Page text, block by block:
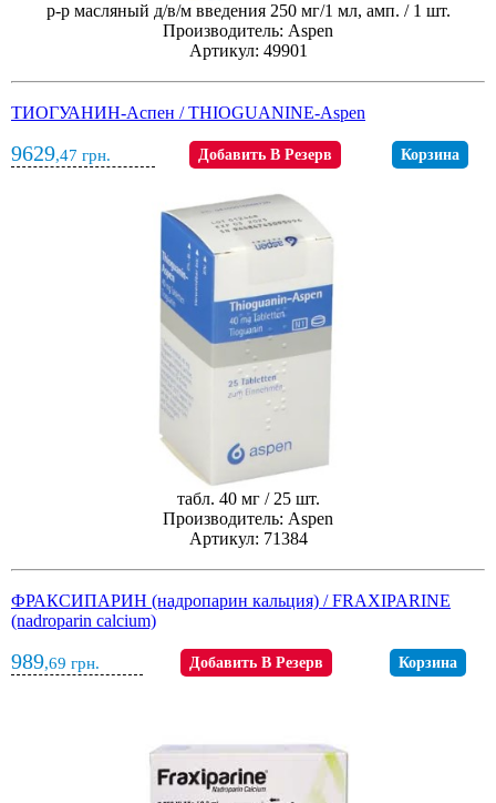
р-р масляный д/в/м введения 250 мг/1 мл, амп. / 1 шт.
Производитель: Aspen
Артикул: 49901
ТИОГУАНИН-Аспен / THIOGUANINE-Aspen
9629,47 грн. Добавить В Резерв Корзина
табл. 40 мг / 25 шт.
Производитель: Aspen
Артикул: 71384
ФРАКСИПАРИН (надропарин кальция) / FRAXIPARINE
(nadroparin calcium)
989,69 грн. Добавить В Резерв Корзина